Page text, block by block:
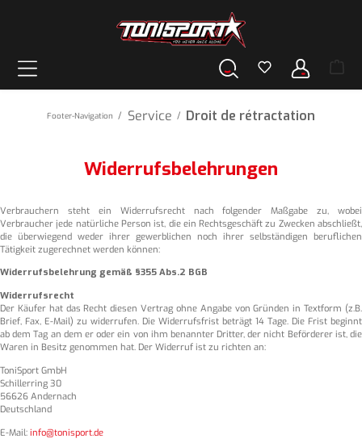
Footer-Navigation / Service / Droit de rétractation
Widerrufsbelehrungen
Verbrauchern steht ein Widerrufsrecht nach folgender Maßgabe zu, wobei
Verbraucher jede natürliche Person ist, die ein Rechtsgeschäft zu Zwecken abschließt,
die überwiegend weder ihrer gewerblichen noch ihrer selbständigen beruflichen
Tätigkeit zugerechnet werden können:
Widerrufsbelehrung gemäß §355 Abs.2 BGB
Widerrufsrecht
Der Käufer hat das Recht diesen Vertrag ohne Angabe von Gründen in Textform (z.B.
Brief, Fax, E-Mail) zu widerrufen. Die Widerrufsfrist beträgt 14 Tage. Die Frist beginnt
ab dem Tag an dem er oder ein von ihm benannter Dritter, der nicht Beförderer ist, die
Waren in Besitz genommen hat. Der Widerruf ist zu richten an:
ToniSport GmbH
Schillerring 30
56626 Andernach
Deutschland
E-Mail: info@tonisport.de